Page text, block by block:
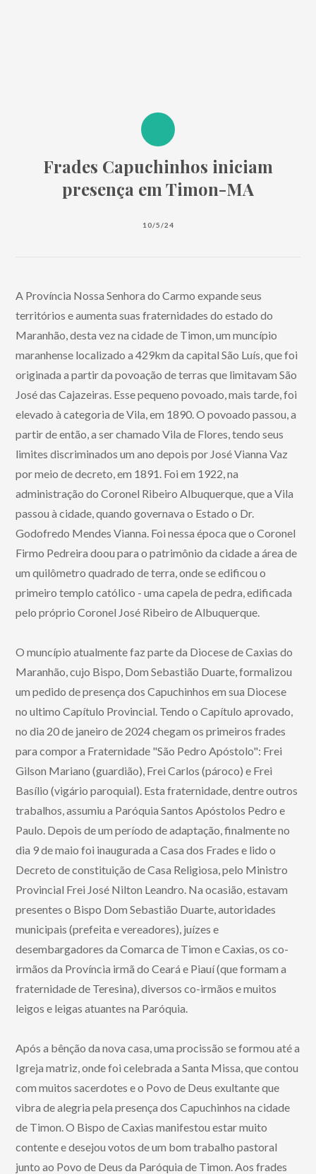
Frades Capuchinhos iniciam
presença em Timon-MA
10/5/24
A Província Nossa Senhora do Carmo expande seus
territórios e aumenta suas fraternidades do estado do
Maranhão, desta vez na cidade de Timon, um muncípio
maranhense localizado a 429km da capital São Luís, que foi
originada a partir da povoação de terras que limitavam São
José das Cajazeiras. Esse pequeno povoado, mais tarde, foi
elevado à categoria de Vila, em 1890. O povoado passou, a
partir de então, a ser chamado Vila de Flores, tendo seus
limites discriminados um ano depois por José Vianna Vaz
por meio de decreto, em 1891. Foi em 1922, na
administração do Coronel Ribeiro Albuquerque, que a Vila
passou à cidade, quando governava o Estado o Dr.
Godofredo Mendes Vianna. Foi nessa época que o Coronel
Firmo Pedreira doou para o patrimônio da cidade a área de
um quilômetro quadrado de terra, onde se edificou o
primeiro templo católico - uma capela de pedra, edificada
pelo próprio Coronel José Ribeiro de Albuquerque.
O muncípio atualmente faz parte da Diocese de Caxias do
Maranhão, cujo Bispo, Dom Sebastião Duarte, formalizou
um pedido de presença dos Capuchinhos em sua Diocese
no ultimo Capítulo Provincial. Tendo o Capítulo aprovado,
no dia 20 de janeiro de 2024 chegam os primeiros frades
para compor a Fraternidade "São Pedro Apóstolo": Frei
Gilson Mariano (guardião), Frei Carlos (pároco) e Frei
Basílio (vigário paroquial). Esta fraternidade, dentre outros
trabalhos, assumiu a Paróquia Santos Apóstolos Pedro e
Paulo. Depois de um período de adaptação, finalmente no
dia 9 de maio foi inaugurada a Casa dos Frades e lido o
Decreto de constituição de Casa Religiosa, pelo Ministro
Provincial Frei José Nilton Leandro. Na ocasião, estavam
presentes o Bispo Dom Sebastião Duarte, autoridades
municipais (prefeita e vereadores), juízes e
desembargadores da Comarca de Timon e Caxias, os co-
irmãos da Província irmã do Ceará e Piauí (que formam a
fraternidade de Teresina), diversos co-irmãos e muitos
leigos e leigas atuantes na Paróquia.
Após a bênção da nova casa, uma procissão se formou até a
Igreja matriz, onde foi celebrada a Santa Missa, que contou
com muitos sacerdotes e o Povo de Deus exultante que
vibra de alegria pela presença dos Capuchinhos na cidade
de Timon. O Bispo de Caxias manifestou estar muito
contente e desejou votos de um bom trabalho pastoral
junto ao Povo de Deus da Paróquia de Timon. Aos frades